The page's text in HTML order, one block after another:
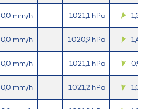
0,0 mm/h 1021,1 hPa 1,3
0,0 mm/h 1020,9 hPa 1,4
0,0 mm/h 1021,1 hPa 0,9
0,0 mm/h 1021,2 hPa 1,0